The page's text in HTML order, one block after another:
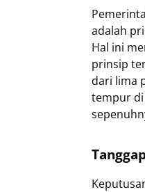
adalah
Hal ini
prinsip
dari lima
tempur di